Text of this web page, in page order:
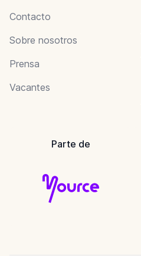
Contacto
Sobre nosotros
Prensa
Vacantes
Parte de